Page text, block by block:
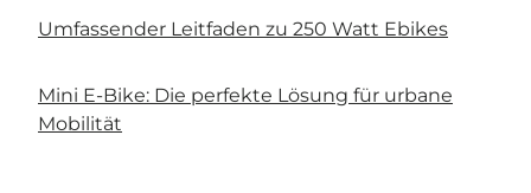
Umfassender Leitfaden zu 250 Watt Ebikes
Mini E-Bike: Die perfekte Lösung für urbane
Mobilität